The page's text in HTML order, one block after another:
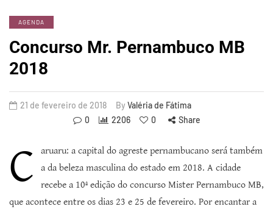
AGENDA
Concurso Mr. Pernambuco MB
2018
21 de fevereiro de 2018 By Valéria de Fátima
0
2206 0 Share
C
aruaru: a capital do agreste pernambucano será também
a da beleza masculina do estado em 2018. A cidade
recebe a 10ª edição do concurso Mister Pernambuco MB,
que acontece entre os dias 23 e 25 de fevereiro. Por encantar a